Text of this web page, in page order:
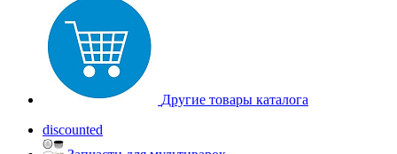
Другие товары каталога
discounted